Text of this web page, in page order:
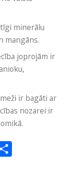
minerālu
mangāns.
joprojām ir
ir bagāti ar
nozarei ir